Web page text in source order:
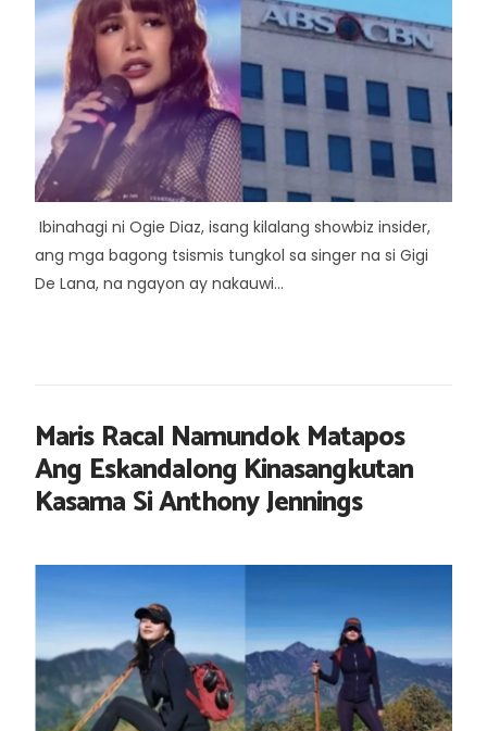
Ibinahagi ni Ogie Diaz, isang kilalang showbiz insider,
ang mga bagong tsismis tungkol sa singer na si Gigi
De Lana, na ngayon ay nakauwi...
Maris Racal Namundok Matapos
Ang Eskandalong Kinasangkutan
Kasama Si Anthony Jennings